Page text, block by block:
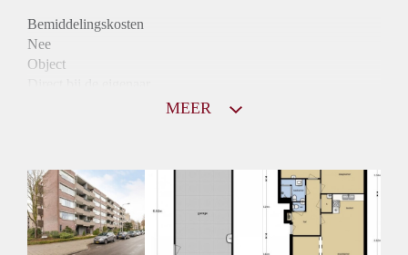
Bemiddelingskosten
Nee
Object
Huurtoeslag
Niet mogelijk
Inkomen eis
3,2 X Maandhuur Bruto
MEER